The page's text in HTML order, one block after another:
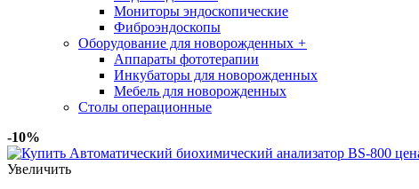
Мониторы эндоскопические
Фиброэндоскопы
Оборудование для новорожденных +
Аппараты фототерапии
Инкубаторы для новорожденных
Мебель для новорожденных
Столы операционные
-10%
Увеличить